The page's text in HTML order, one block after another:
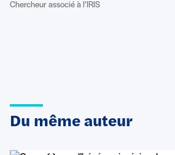
Chercheur associé à l’IRIS
Du même auteur